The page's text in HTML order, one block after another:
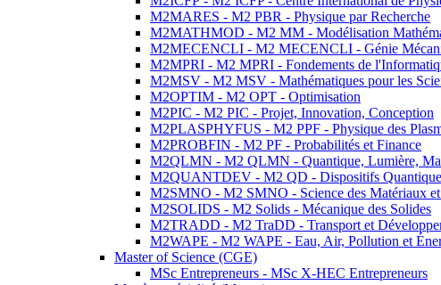
M2MARES - M2 PBR - Physique par Recherche
M2MATHMOD - M2 MM - Modélisation
M2MECENCLI - M2 MECENCLI - Génie
M2MPRI - M2 MPRI - Fondements de
M2MSV - M2 MSV - Mathématiques pour les
M2OPTIM - M2 OPT - Optimisation
M2PIC - M2 PIC - Projet, Innovation, Conception
M2PLASPHYFUS - M2 PPF - Physique des
M2PROBFIN - M2 PF - Probabilités et Finance
M2QLMN - M2 QLMN - Quantique, Lumière,
M2QUANTDEV - M2 QD - Dispositifs
M2SMNO - M2 SMNO - Science des Matériaux
M2SOLIDS - M2 Solids - Mécanique des Solides
M2TRADD - M2 TraDD - Transport et
M2WAPE - M2 WAPE - Eau, Air, Pollution et
Master of Science (CGE)
MSc Entrepreneurs - MSc X-HEC Entrepreneurs